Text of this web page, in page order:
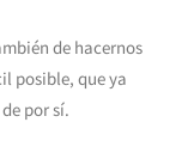
de hacernos
posible, que ya
por sí.